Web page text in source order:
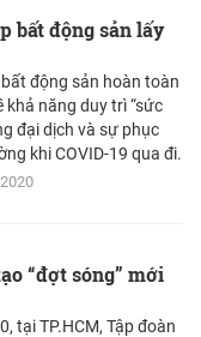
bất động sản lấy
động sản hoàn toàn
khả năng duy trì “sức
đại dịch và sự phục
khi COVID-19 qua đi.
“đợt sóng” mới
tại TP.HCM, Tập đoàn